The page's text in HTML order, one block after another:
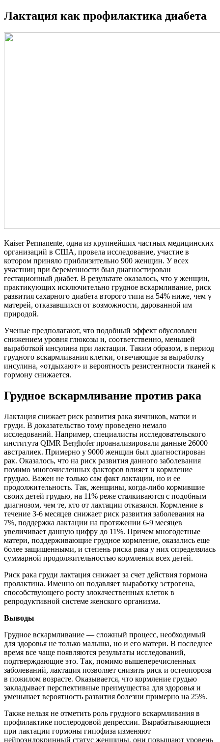
Лактация как профилактика диабета
Kaiser Permanente, одна из крупнейших частных медицинских
организаций в США, провела исследование, участие в
котором приняло приблизительно 900 женщин. У всех
участниц при беременности был диагностирован
гестационный диабет. В результате оказалось, что у женщин,
практикующих исключительно грудное вскармливание, риск
развития сахарного диабета второго типа на 54% ниже, чем у
матерей, отказавшихся от возможности, дарованной им
природой.
Ученые предполагают, что подобный эффект обусловлен
снижением уровня глюкозы и, соответственно, меньшей
выработкой инсулина при лактации. Таким образом, в период
грудного вскармливания клетки, отвечающие за выработку
инсулина, «отдыхают» и вероятность резистентности тканей к
гормону снижается.
Грудное вскармливание против рака
Лактация снижает риск развития рака яичников, матки и
груди. В доказательство тому проведено немало
исследований. Например, специалисты исследовательского
института QIMR Berghofer проанализировали данные 26000
австралиек. Примерно у 9000 женщин был диагностирован
рак. Оказалось, что на риск развития данного заболевания
помимо многочисленных факторов влияет и кормление
грудью. Важен не только сам факт лактации, но и ее
продолжительность. Так, женщины, когда-либо кормившие
своих детей грудью, на 11% реже сталкиваются с подобным
диагнозом, чем те, кто от лактации отказался. Кормление в
течение 3-6 месяцев снижает риск развития заболевания на
7%, поддержка лактации на протяжении 6-9 месяцев
увеличивает данную цифру до 11%. Причем многодетные
матери, поддерживающие грудное кормление, оказались еще
более защищенными, и степень риска рака у них определялась
суммарной продолжительностью кормления всех детей.
Риск рака груди лактация снижает за счет действия гормона
пролактина. Именно он подавляет выработку эстрогена,
способствующего росту злокачественных клеток в
репродуктивной системе женского организма.
Выводы
Грудное вскармливание — сложный процесс, необходимый
для здоровья не только малыша, но и его матери. В последнее
время все чаще появляются результаты исследований,
подтверждающие это. Так, помимо вышеперечисленных
заболеваний, лактация позволяет снизить риск и остеопороза
в пожилом возрасте. Оказывается, что кормление грудью
закладывает перспективные преимущества для здоровья и
уменьшает вероятность развития болезни примерно на 25%.
Также нельзя не отметить роль грудного вскармливания в
профилактике послеродовой депрессии. Вырабатывающиеся
при лактации гормоны гипофиза изменяют
нейроэндокринный статус женщины, они повышают уровень